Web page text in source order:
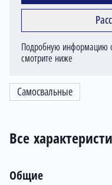
Самосвальные
Подробную информацию
смотрите ниже
Все
Общие